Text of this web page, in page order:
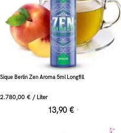
Sique Berlin Zen Aroma 5ml Longfill
2.780,00 € / Liter
13,90 € *